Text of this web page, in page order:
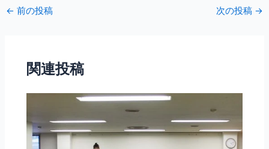
← 前の投稿 次の投稿 →
関連投稿